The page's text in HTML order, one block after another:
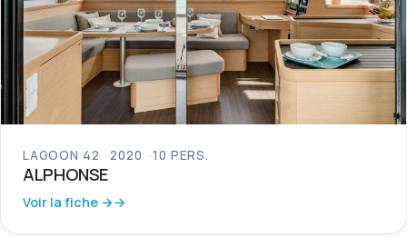
LAGOON 42 2020 10 PERS.
ALPHONSE
Voir la fiche →